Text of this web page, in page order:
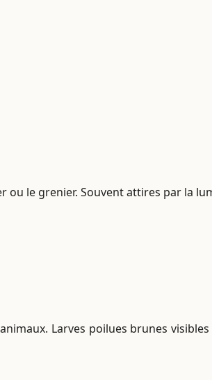
ou le grenier. Souvent attires par la
Larves poilues brunes